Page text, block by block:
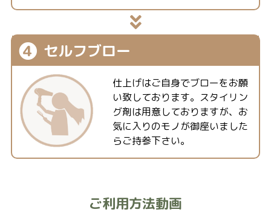
❹ セルフブロー
仕上げはご自身でブローをお願
い致しております。スタイリン
グ剤は用意しておりますが、お
気に入りのモノが御座いました
らご持参下さい。
ご利用方法動画